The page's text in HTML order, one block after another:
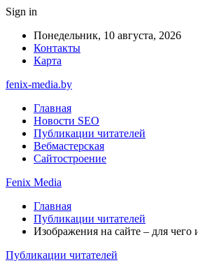
Sign in
Понедельник, 10 августа, 2026
Контакты
Карта
fenix-media.by
Главная
Новости SEO
Публикации читателей
Вебмастерская
Сайтостроение
Fenix Media
Главная
Публикации читателей
Изображения на сайте – для чего
Публикации читателей